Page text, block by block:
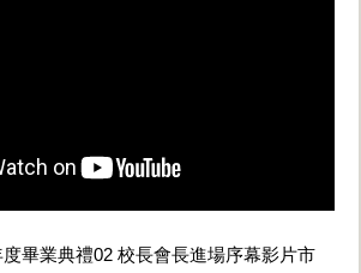
度畢業典禮02 校長會長進場序幕影片市